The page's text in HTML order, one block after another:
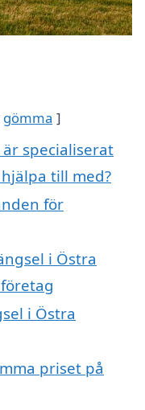
gömma
specialiserat
till med?
för
i Östra
i Östra
priset på